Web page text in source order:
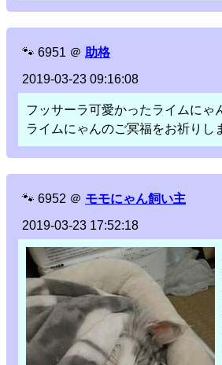
🐾 6951 ＠ 助格
2019-03-23 09:16:08
フッサーラ可愛かったライムにゃ
ライムにゃんのご冥福をお祈りし
🐾 6952 ＠ モモにゃん飼い主
2019-03-23 17:52:18